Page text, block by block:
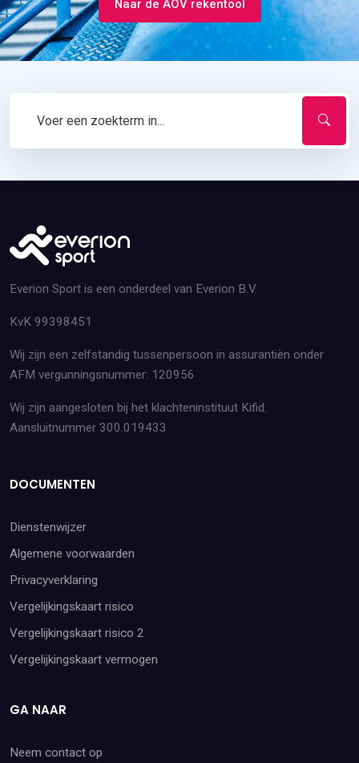
Naar de AOV rekentool
Everion Sport is een onderdeel van Everion B.V.
KvK 99398451
Wij zijn een zelfstandig tussenpersoon in assurantiën onder
AFM vergunningsnummer: 120956
Wij zijn aangesloten bij het klachteninstituut Kifid.
Aansluitnummer 300.019433
DOCUMENTEN
Dienstenwijzer
Algemene voorwaarden
Privacyverklaring
Vergelijkingskaart risico
Vergelijkingskaart risico 2
Vergelijkingskaart vermogen
GA NAAR
Neem contact op